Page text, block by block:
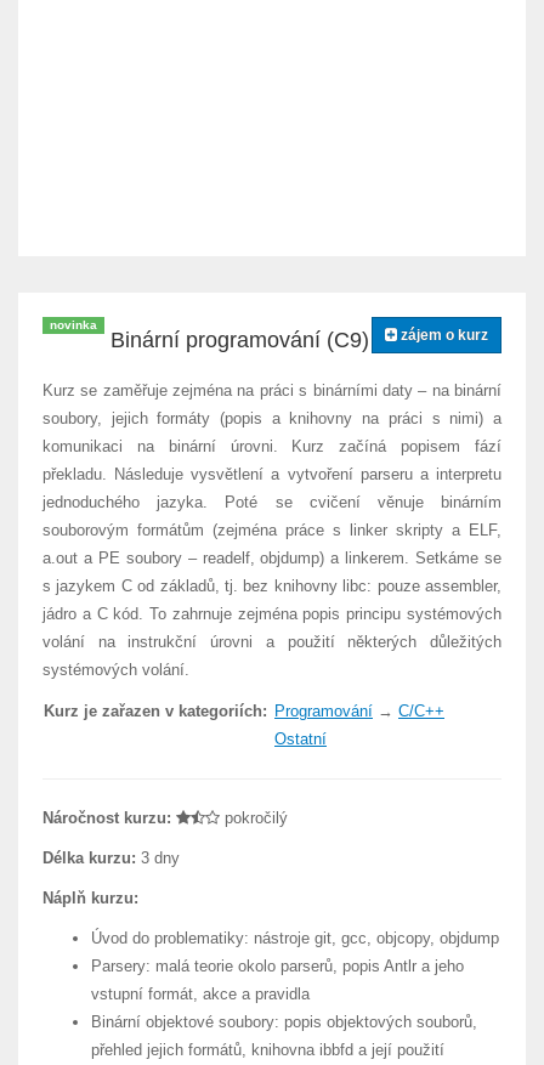
novinka
zájem o kurz
Binární programování (C9)
Kurz se zaměřuje zejména na práci s binárními daty – na binární
soubory, jejich formáty (popis a knihovny na práci s nimi) a
komunikaci na binární úrovni. Kurz začíná popisem fází
překladu. Následuje vysvětlení a vytvoření parseru a interpretu
jednoduchého jazyka. Poté se cvičení věnuje binárním
souborovým formátům (zejména práce s linker skripty a ELF,
a.out a PE soubory – readelf, objdump) a linkerem. Setkáme se
s jazykem C od základů, tj. bez knihovny libc: pouze assembler,
jádro a C kód. To zahrnuje zejména popis principu systémových
volání na instrukční úrovni a použití některých důležitých
systémových volání.
Kurz je zařazen v kategoriích: Programování → C/C++
Ostatní
Náročnost kurzu: pokročilý
Délka kurzu: 3 dny
Náplň kurzu:
Úvod do problematiky: nástroje git, gcc, objcopy, objdump
Parsery: malá teorie okolo parserů, popis Antlr a jeho
vstupní formát, akce a pravidla
Binární objektové soubory: popis objektových souborů,
přehled jejich formátů, knihovna ibbfd a její použití